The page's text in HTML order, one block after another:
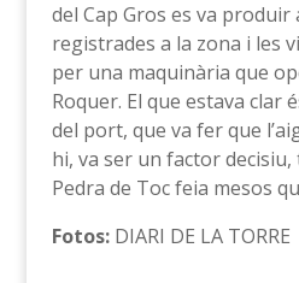
del Cap Gros es va produir
registrades a la zona i les
per una maquinària que
Roquer. El que estava clar
del port, que va fer que
hi, va ser un factor decisiu,
Pedra de Toc feia mesos
Fotos:DIARI DE LA TORRE